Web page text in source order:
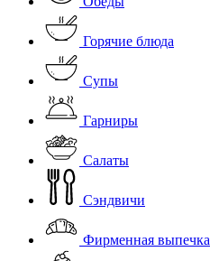
Горячие блюда
Супы
Гарниры
Салаты
Сэндвичи
Фирменная выпечка